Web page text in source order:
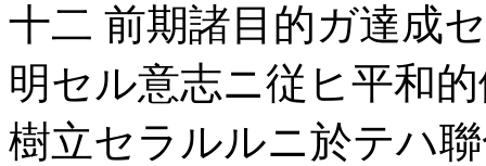
十二 前期諸目的ガ達成
明セル意志ニ従ヒ平和
樹立セラルルニ於テハ